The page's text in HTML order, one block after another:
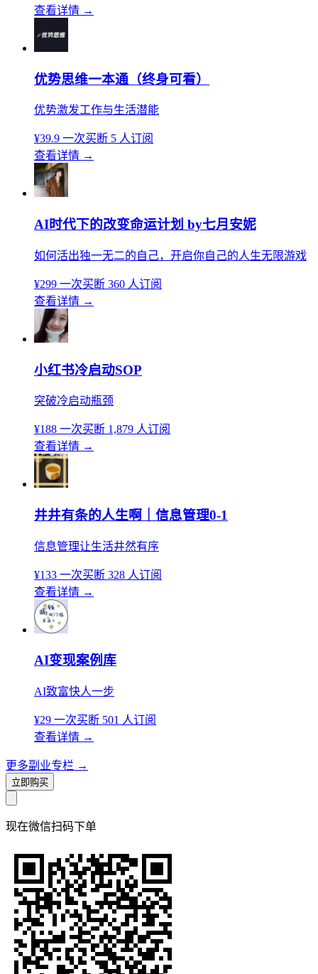
查看详情 →
优势思维一本通（终身可看）
优势激发工作与生活潜能
¥39.9 一次买断 5 人订阅
查看详情 →
AI时代下的改变命运计划 by七月安妮
如何活出独一无二的自己，开启你自己的人生无限游戏
¥299 一次买断 360 人订阅
查看详情 →
小红书冷启动SOP
突破冷启动瓶颈
¥188 一次买断 1,879 人订阅
查看详情 →
井井有条的人生啊｜信息管理0-1
信息管理让生活井然有序
¥133 一次买断 328 人订阅
查看详情 →
AI变现案例库
AI致富快人一步
¥29 一次买断 501 人订阅
查看详情 →
更多副业专栏 →
立即购买
现在微信扫码下单